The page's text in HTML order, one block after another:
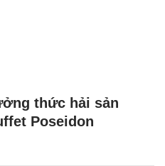
thức hải sản
Poseidon